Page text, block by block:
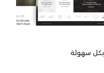
بكل سهولة